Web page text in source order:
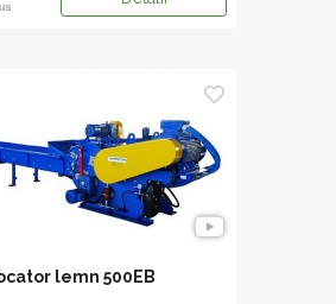
lemn 500EB